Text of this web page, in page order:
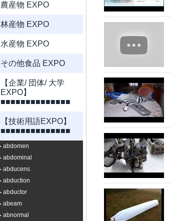
農産物 EXPO
林産物 EXPO
水産物 EXPO
その他食品 EXPO
【企業/ 団体/ 大学
EXPO】
■■■■■■■■■■■■■■
【技術用語EXPO】
■■■■■■■■■■■■■■
abdomen
abdominal
abducens
abduction
abductor
abeam
abnormal